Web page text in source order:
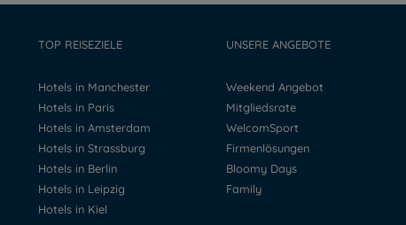
TOP REISEZIELE
Hotels in Manchester
Hotels in Paris
Hotels in Amsterdam
Hotels in Strassburg
Hotels in Berlin
Hotels in Leipzig
Hotels in Kiel
UNSERE ANGEBOTE
Weekend Angebot
Mitgliedsrate
WelcomSport
Firmenlösungen
Bloomy Days
Family